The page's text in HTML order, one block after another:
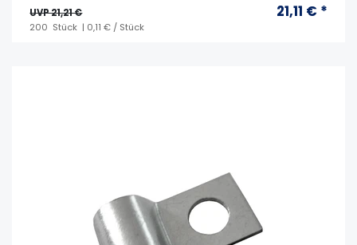
UVP 21,21 € 21,11 € *
200 Stück | 0,11 € / Stück